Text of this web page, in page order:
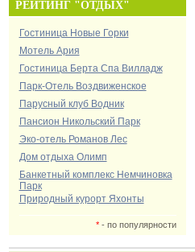
РЕЙТИНГ "ОТДЫХ"
Гостиница Новые Горки
Мотель Ария
Гостиница Берта Спа Вилладж
Парк-Отель Воздвиженское
Парусный клуб Водник
Пансион Никольский Парк
Эко-отель Романов Лес
Дом отдыха Олимп
Банкетный комплекс Немчиновка
Парк
Природный курорт Яхонты
*- по популярности